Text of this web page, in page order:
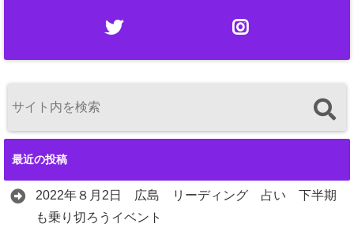
最近の投稿
2022年８月2日 広島 リーディング 占い 下半期
も乗り切ろうイベント